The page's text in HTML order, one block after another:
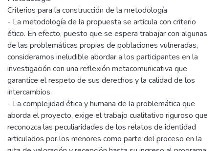
Criterios para la construcción de la metodología
- La metodología de la propuesta se articula con criterio
ético. En efecto, puesto que se espera trabajar con algunas
de las problemáticas propias de poblaciones vulneradas,
consideramos ineludible abordar a los participantes en la
investigación con una reflexión metacomunicativa que
garantice el respeto de sus derechos y la calidad de los
intercambios.
- La complejidad ética y humana de la problemática que
aborda el proyecto, exige el trabajo cualitativo riguroso que
reconozca las peculiaridades de los relatos de identidad
articulados por los menores como parte del proceso en la